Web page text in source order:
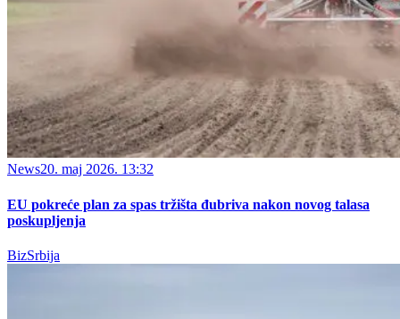
News20. maj 2026. 13:32
EU pokreće plan za spas tržišta đubriva nakon novog talasa
poskupljenja
BizSrbija